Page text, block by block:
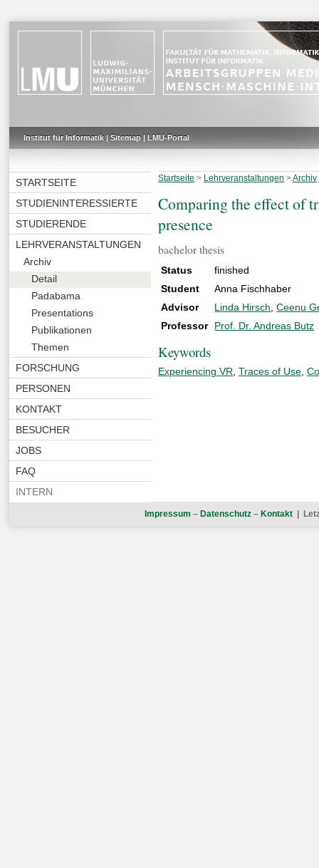
Institut für Informatik| Sitemap| LMU-Portal
STARTSEITE
STUDIENINTERESSIERTE
STUDIERENDE
LEHRVERANSTALTUNGEN
Archiv
Detail
Padabama
Presentations
Publikationen
Themen
FORSCHUNG
PERSONEN
KONTAKT
BESUCHER
JOBS
FAQ
INTERN
Startseite > Lehrveranstaltungen >Archiv
Comparing the effect of
presence
bachelor thesis
Status
finished
Student
Anna Fischhaber
Advisor
Linda Hirsch ,Ceenu
Professor Prof. Dr. Andreas Butz
Keywords
Experiencing VR ,Traces of Use ,
Impressum – Datenschutz – Kontakt |